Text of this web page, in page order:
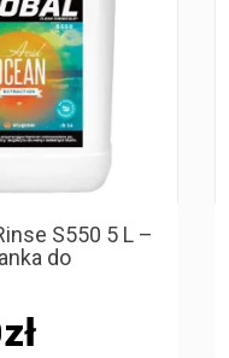
S550 5 L –
do
zł